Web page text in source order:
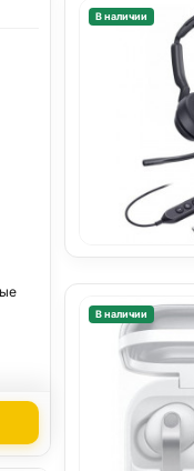
В наличии
В наличии